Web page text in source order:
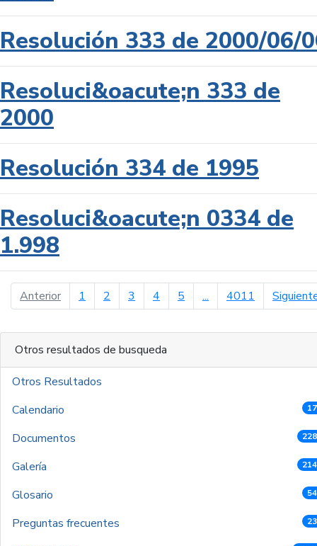
Resolución 333 de 2000/06/
Resoluci&oacute;n 333 de
2000
Resolución 334 de 1995
Resoluci&oacute;n 0334 de
1.998
Anteriorpágina anterior
1 2 3 4 5 ... 4011
Otros resultados de busqueda
Otros Resultados
Calendario
Documentos
Galería
Glosario
Preguntas frecuentes